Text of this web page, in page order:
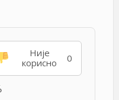
Није
корисно
0